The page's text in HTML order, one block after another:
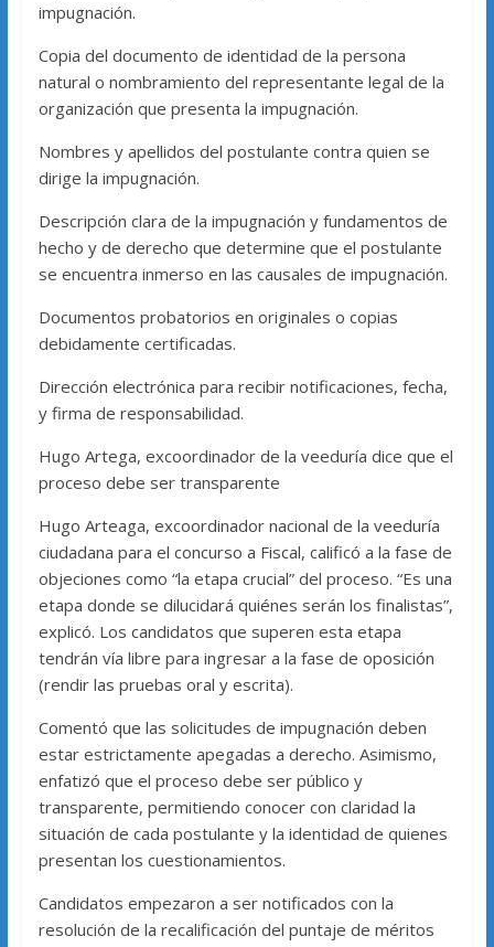
impugnación.
Copia del documento de identidad de la persona
natural o nombramiento del representante legal de la
organización que presenta la impugnación.
Nombres y apellidos del postulante contra quien se
dirige la impugnación.
Descripción clara de la impugnación y fundamentos de
hecho y de derecho que determine que el postulante
se encuentra inmerso en las causales de impugnación.
Documentos probatorios en originales o copias
debidamente certificadas.
Dirección electrónica para recibir notificaciones, fecha,
y firma de responsabilidad.
Hugo Artega, excoordinador de la veeduría dice que el
proceso debe ser transparente
Hugo Arteaga, excoordinador nacional de la veeduría
ciudadana para el concurso a Fiscal, calificó a la fase de
objeciones como “la etapa crucial” del proceso. “Es una
etapa donde se dilucidará quiénes serán los finalistas”,
explicó. Los candidatos que superen esta etapa
tendrán vía libre para ingresar a la fase de oposición
(rendir las pruebas oral y escrita).
Comentó que las solicitudes de impugnación deben
estar estrictamente apegadas a derecho. Asimismo,
enfatizó que el proceso debe ser público y
transparente, permitiendo conocer con claridad la
situación de cada postulante y la identidad de quienes
presentan los cuestionamientos.
Candidatos empezaron a ser notificados con la
resolución de la recalificación del puntaje de méritos